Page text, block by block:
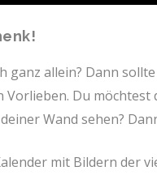
allein? Dann
Du
Wand sehen?
mit Bildern der